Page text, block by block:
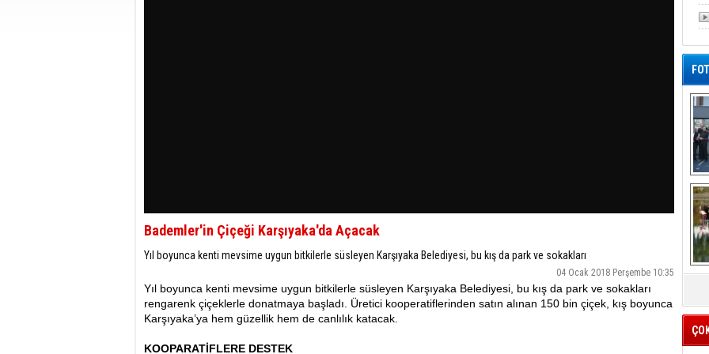
Bademler'in Çiçeği Karşıyaka'da Açacak
Yıl boyunca kenti mevsime uygun bitkilerle süsleyen Karşıyaka Belediyesi, bu kış da park ve sokakları
04 Ocak 2018 Perşembe 10:35
Yıl boyunca kenti mevsime uygun bitkilerle süsleyen Karşıyaka Belediyesi, bu kış da park ve sokakları
rengarenk çiçeklerle donatmaya başladı. Üretici kooperatiflerinden satın alınan 150 bin çiçek, kış boyunca
Karşıyaka’ya hem güzellik hem de canlılık katacak.
KOOPARATİFLERE DESTEK